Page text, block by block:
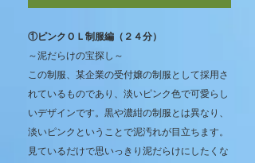
①ピンクＯＬ制服編（２４分）
～泥だらけの宝探し～
この制服、某企業の受付嬢の制服として採用さ
れているものであり、淡いピンク色で可愛らし
いデザインです。黒や濃紺の制服とは異なり、
淡いピンクということで泥汚れが目立ちます。
見ているだけで思いっきり泥だらけにしたくな